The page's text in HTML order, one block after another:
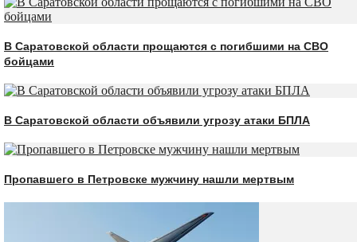
В Саратовской области прощаются с погибшими на СВО
бойцами
В Саратовской области объявили угрозу атаки БПЛА
Пропавшего в Петровске мужчину нашли мертвым